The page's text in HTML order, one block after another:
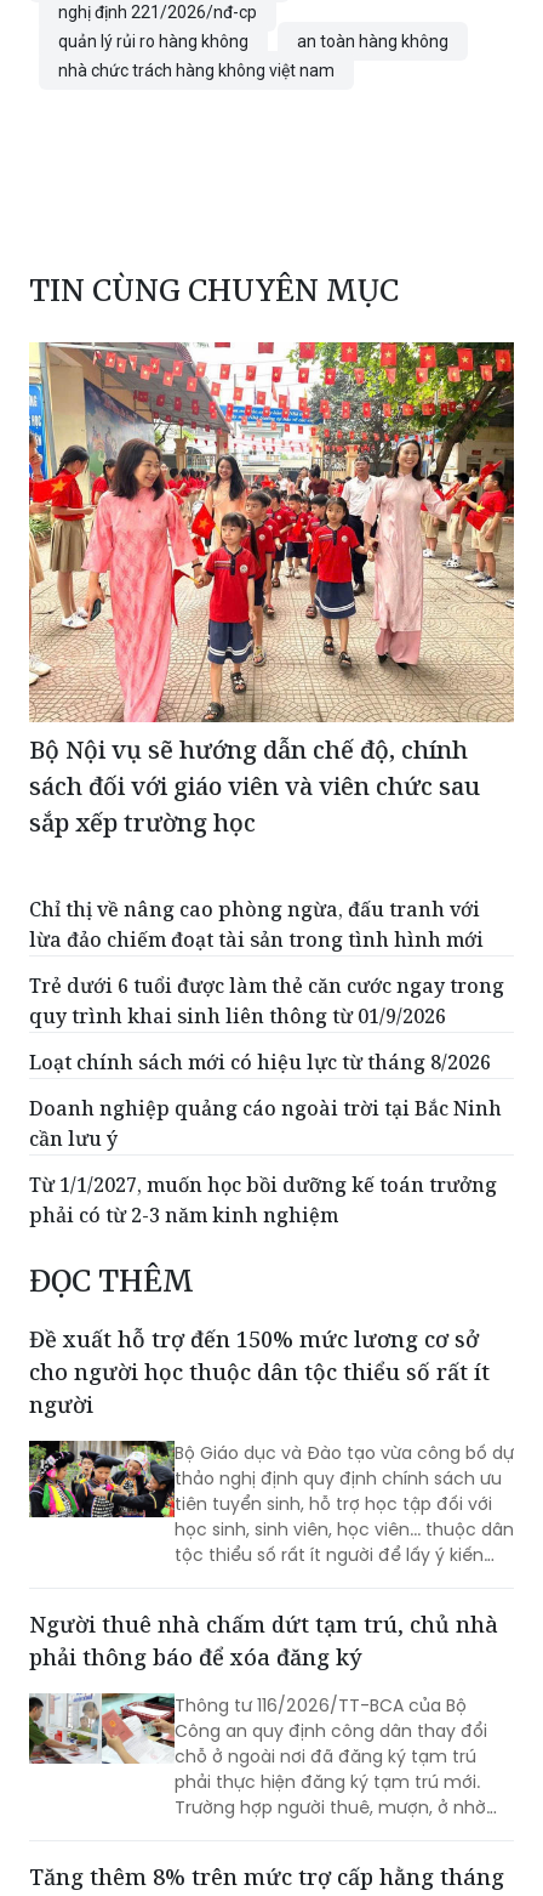
nghị định 221/2026/nđ-cp
quản lý rủi ro hàng không
an toàn hàng không
nhà chức trách hàng không việt nam
TIN CÙNG CHUYÊN MỤC
Bộ Nội vụ sẽ hướng dẫn chế độ, chính
sách đối với giáo viên và viên chức sau
sắp xếp trường học
Chỉ thị về nâng cao phòng ngừa, đấu tranh với
lừa đảo chiếm đoạt tài sản trong tình hình mới
Trẻ dưới 6 tuổi được làm thẻ căn cước ngay trong
quy trình khai sinh liên thông từ 01/9/2026
Loạt chính sách mới có hiệu lực từ tháng 8/2026
Doanh nghiệp quảng cáo ngoài trời tại Bắc Ninh
cần lưu ý
Từ 1/1/2027, muốn học bồi dưỡng kế toán trưởng
phải có từ 2-3 năm kinh nghiệm
ĐỌC THÊM
Đề xuất hỗ trợ đến 150% mức lương cơ sở
cho người học thuộc dân tộc thiểu số rất ít
người
Bộ Giáo dục và Đào tạo vừa công bố dự
thảo nghị định quy định chính sách ưu
tiên tuyển sinh, hỗ trợ học tập đối với
học sinh, sinh viên, học viên... thuộc dân
tộc thiểu số rất ít người để lấy ý kiến
Người thuê nhà chấm dứt tạm trú, chủ nhà
phải thông báo để xóa đăng ký
Thông tư 116/2026/TT-BCA của Bộ
Công an quy định công dân thay đổi
chỗ ở ngoài nơi đã đăng ký tạm trú
phải thực hiện đăng ký tạm trú mới.
Trường hợp người thuê, mượn, ở nhờ
thông báo cho cơ quan đăng ký cư trú.
Tăng thêm 8% trên mức trợ cấp hằng tháng